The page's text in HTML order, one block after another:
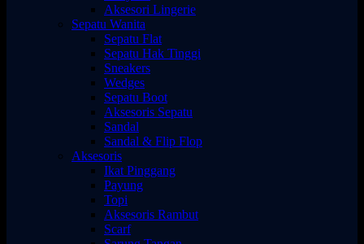
Aksesori Lingerie
Sepatu Wanita
Sepatu Flat
Sepatu Hak Tinggi
Sneakers
Wedges
Sepatu Boot
Aksesoris Sepatu
Sandal
Sandal & Flip Flop
Aksesoris
Ikat Pinggang
Payung
Topi
Aksesoris Rambut
Scarf